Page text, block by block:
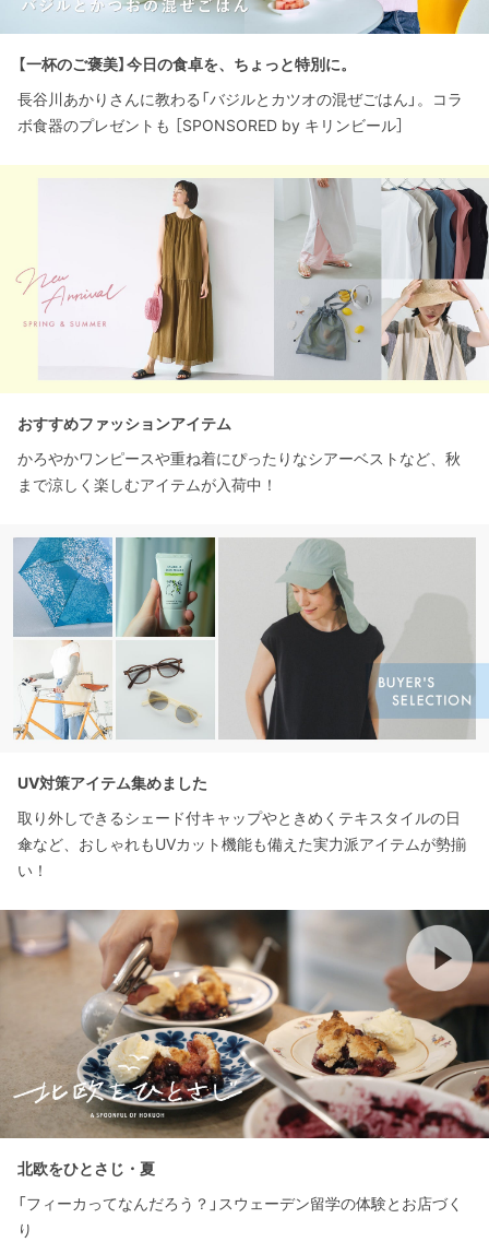
【一杯のご褒美】今日の食卓を、ちょっと特別に。
長谷川あかりさんに教わる「バジルとカツオの混ぜごはん」。コラ
ボ食器のプレゼントも ［SPONSORED by キリンビール］
おすすめファッションアイテム
かろやかワンピースや重ね着にぴったりなシアーベストなど、秋
まで涼しく楽しむアイテムが入荷中！
UV対策アイテム集めました
取り外しできるシェード付キャップやときめくテキスタイルの日
傘など、おしゃれもUVカット機能も備えた実力派アイテムが勢揃
い！
北欧をひとさじ・夏
「フィーカってなんだろう？」スウェーデン留学の体験とお店づく
り